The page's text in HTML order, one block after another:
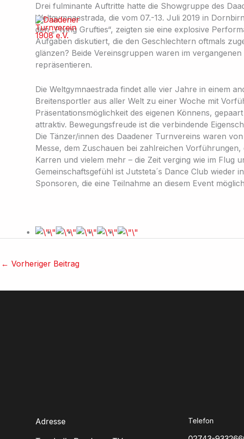
Drei fulminante Auftritte hatte die Showgruppe des
Weltgymnaestrada, die vom 07.-13. Juli 2019 in
den „Flying Grufties“, zeigten sie eine explosive
Aufgaben diskutiert, die den Geschlechtern oftmals
glänzen? Beide Vereinsgruppen waren im
repräsentieren.
Die Weltgymnaestrada findet alle vier Jahre in einem
Breitensportler aus aller Welt zu einer Woche mit
Präsentationsmöglichkeit des eigenen Könnens,
attraktiv. Bewegungsfreude ist die verbindende
Die Tänzer/innen des Daadener Turnvereins waren
Messe, dem Zuschauen bei zahlreichen
Karren und vielem mehr – die Zeit verging wie im Flug
Gemeinschaftsgefühl ist Jutsteta´s Dance Club
Sponsoren, die eine Teilnahme an diesem Event
← Vorheriger Beitrag
Adresse
Telefon